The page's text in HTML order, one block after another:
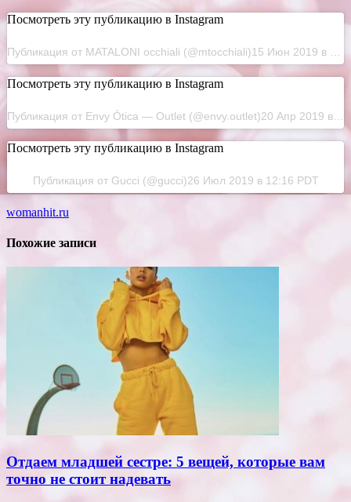
Посмотреть эту публикацию в Instagram
Посмотреть эту публикацию в Instagram
Посмотреть эту публикацию в Instagram
Публикация от Gucci (@gucci)26 Июл 2019 в 12:16 PDT
womanhit.ru
Похожие записи
Отдаем младшей сестре: 5 вещей, которые вам
точно не стоит надевать